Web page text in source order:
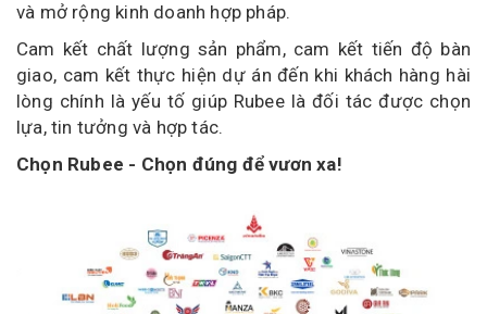
và mở rộng kinh doanh hợp pháp.
Cam kết chất lượng sản phẩm, cam kết tiến độ bàn
giao, cam kết thực hiện dự án đến khi khách hàng hài
lòng chính là yếu tố giúp Rubee là đối tác được chọn
lựa, tin tưởng và hợp tác.
Chọn Rubee - Chọn đúng để vươn xa!